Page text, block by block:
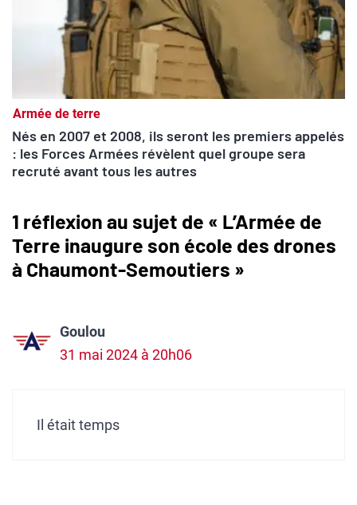
Armée de terre
Nés en 2007 et 2008, ils seront les premiers appelés
: les Forces Armées révèlent quel groupe sera
recruté avant tous les autres
1 réflexion au sujet de « L’Armée de
Terre inaugure son école des drones
à Chaumont-Semoutiers »
Goulou
31 mai 2024 à 20h06
Il était temps